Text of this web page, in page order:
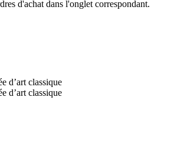
d'achat dans l'onglet correspondant.
d’art classique
d’art classique